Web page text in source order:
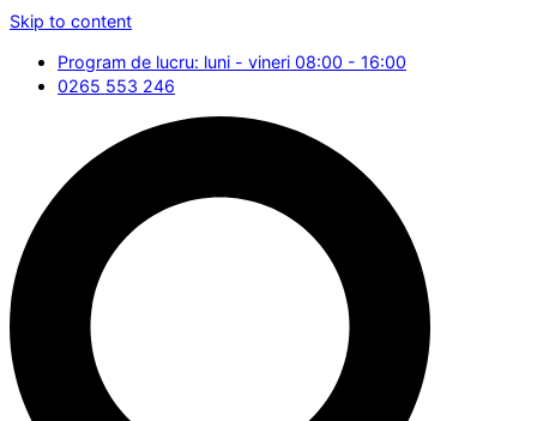
Skip to content
Program de lucru: luni - vineri 08:00 - 16:00
0265 553 246